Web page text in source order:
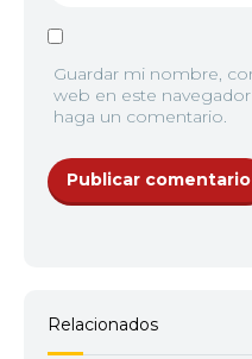
Guardar mi nombre,
web en este
haga un comentario.
Relacionados